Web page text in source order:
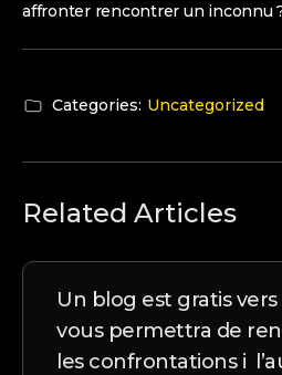
affronter rencontrer un inconnu
Categories: Uncategorized
Related Articles
Un blog est gratis vers
vous permettra de
les confrontations i